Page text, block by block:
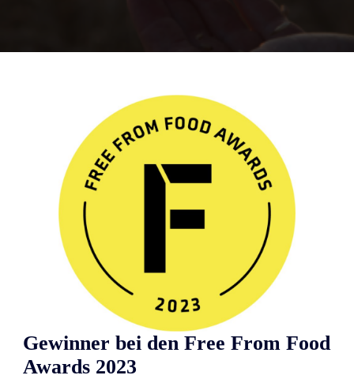
Gewinner bei den Free From Food
Awards 2023